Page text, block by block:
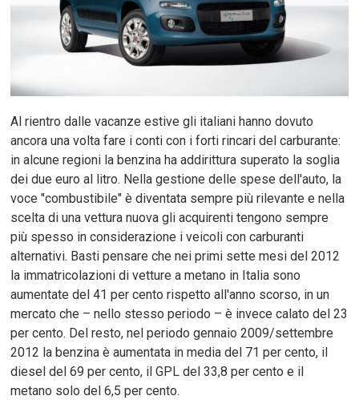
Al rientro dalle vacanze estive gli italiani hanno dovuto
ancora una volta fare i conti con i forti rincari del carburante:
in alcune regioni la benzina ha addirittura superato la soglia
dei due euro al litro. Nella gestione delle spese dell'auto, la
voce "combustibile" è diventata sempre più rilevante e nella
scelta di una vettura nuova gli acquirenti tengono sempre
più spesso in considerazione i veicoli con carburanti
alternativi. Basti pensare che nei primi sette mesi del 2012
la immatricolazioni di vetture a metano in Italia sono
aumentate del 41 per cento rispetto all'anno scorso, in un
mercato che – nello stesso periodo – è invece calato del 23
per cento. Del resto, nel periodo gennaio 2009/settembre
2012 la benzina è aumentata in media del 71 per cento, il
diesel del 69 per cento, il GPL del 33,8 per cento e il
metano solo del 6,5 per cento.